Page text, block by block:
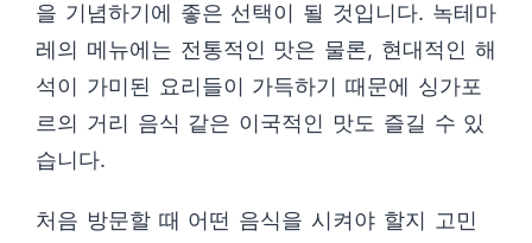
을 기념하기에 좋은 선택이 될 것입니다. 녹테마
레의 메뉴에는 전통적인 맛은 물론, 현대적인 해
석이 가미된 요리들이 가득하기 때문에 싱가포
르의 거리 음식 같은 이국적인 맛도 즐길 수 있
습니다.
처음 방문할 때 어떤 음식을 시켜야 할지 고민